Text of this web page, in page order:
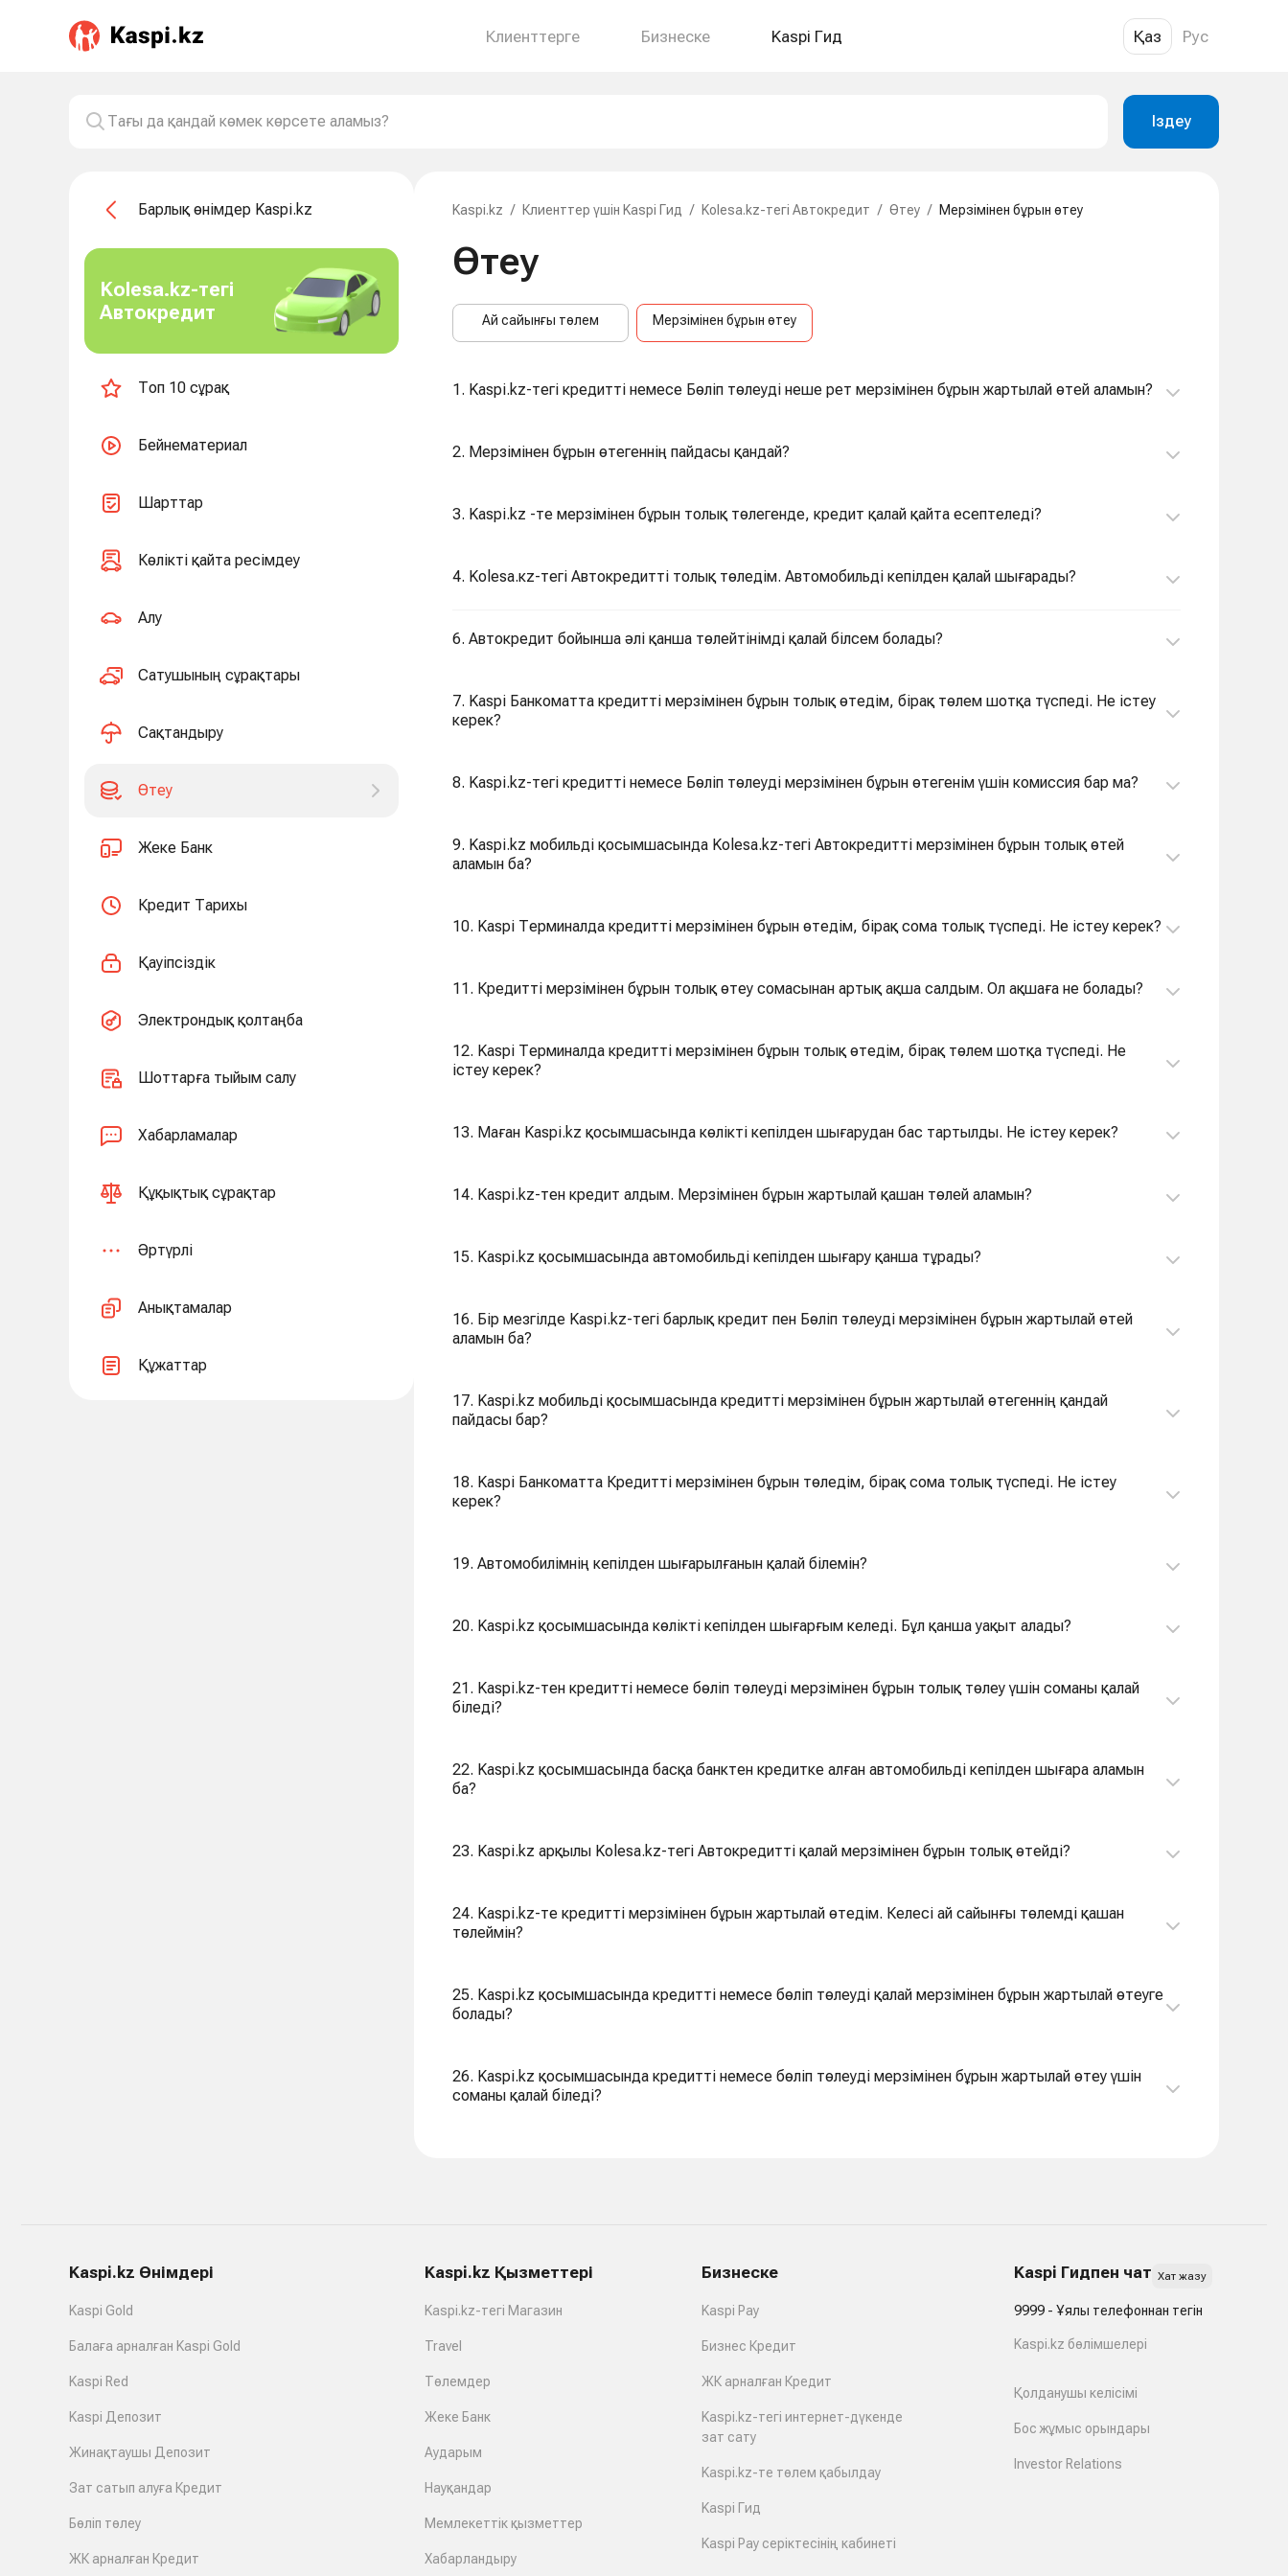
Клиенттерге Бизнеске Kaspi Гид Қаз Рус
Іздеу
Барлық өнімдер Kaspi.kz
Kolesa.kz-тегі
Автокредит
Топ 10 сұрақ
Бейнематериал
Шарттар
Көлікті қайта ресімдеу
Алу
Сатушының сұрақтары
Сақтандыру
Өтеу
Жеке Банк
Кредит Тарихы
Қауіпсіздік
Электрондық қолтаңба
Шоттарға тыйым салу
Хабарламалар
Құқықтық сұрақтар
Әртүрлі
Анықтамалар
Құжаттар
Kaspi.kz / Клиенттер үшін Kaspi Гид / Kolesa.kz-тегі Автокредит / Өтеу / Мерзімінен бұрын өтеу
Өтеу
Ай сайынғы төлем Мерзімінен бұрын өтеу
1. Kaspi.kz-тегі кредитті немесе Бөліп төлеуді неше рет мерзімінен бұрын жартылай өтей аламын?
2. Мерзімінен бұрын өтегеннің пайдасы қандай?
3. Kaspi.kz -те мерзімінен бұрын толық төлегенде, кредит қалай қайта есептеледі?
4. Kolesa.кz-тегі Автокредитті толық төледім. Автомобильді кепілден қалай шығарады?
6. Автокредит бойынша әлі қанша төлейтінімді қалай білсем болады?
7. Kaspi Банкоматта кредитті мерзімінен бұрын толық өтедім, бірақ төлем шотқа түспеді. Не істеу
керек?
8. Kaspi.kz-тегі кредитті немесе Бөліп төлеуді мерзімінен бұрын өтегенім үшін комиссия бар ма?
9. Kaspi.kz мобильді қосымшасында Kolesa.kz-тегі Автокредитті мерзімінен бұрын толық өтей
аламын ба?
10. Kaspi Терминалда кредитті мерзімінен бұрын өтедім, бірақ сома толық түспеді. Не істеу керек?
11. Кредитті мерзімінен бұрын толық өтеу сомасынан артық ақша салдым. Ол ақшаға не болады?
12. Kaspi Терминалда кредитті мерзімінен бұрын толық өтедім, бірақ төлем шотқа түспеді. Не
істеу керек?
13. Маған Kaspi.kz қосымшасында көлікті кепілден шығарудан бас тартылды. Не істеу керек?
14. Kaspi.kz-тен кредит алдым. Мерзімінен бұрын жартылай қашан төлей аламын?
15. Kaspi.kz қосымшасында автомобильді кепілден шығару қанша тұрады?
16. Бір мезгілде Kaspi.kz-тегі барлық кредит пен Бөліп төлеуді мерзімінен бұрын жартылай өтей
аламын ба?
17. Kaspi.kz мобильді қосымшасында кредитті мерзімінен бұрын жартылай өтегеннің қандай
пайдасы бар?
18. Kaspi Банкоматта Кредитті мерзімінен бұрын төледім, бірақ сома толық түспеді. Не істеу
керек?
19. Автомобилімнің кепілден шығарылғанын қалай білемін?
20. Kaspi.kz қосымшасында көлікті кепілден шығарғым келеді. Бұл қанша уақыт алады?
21. Kaspi.kz-тен кредитті немесе бөліп төлеуді мерзімінен бұрын толық төлеу үшін соманы қалай
біледі?
22. Kaspi.kz қосымшасында басқа банктен кредитке алған автомобильді кепілден шығара аламын
ба?
23. Kaspi.kz арқылы Kolesa.kz-тегі Автокредитті қалай мерзімінен бұрын толық өтейді?
24. Kaspi.kz-те кредитті мерзімінен бұрын жартылай өтедім. Келесі ай сайынғы төлемді қашан
төлеймін?
25. Kaspi.kz қосымшасында кредитті немесе бөліп төлеуді қалай мерзімінен бұрын жартылай өтеуге
болады?
26. Kaspi.kz қосымшасында кредитті немесе бөліп төлеуді мерзімінен бұрын жартылай өтеу үшін
соманы қалай біледі?
Kaspi.kz Өнімдері
Kaspi Gold
Балаға арналған Kaspi Gold
Kaspi Red
Kaspi Депозит
Жинақтаушы Депозит
Зат сатып алуға Кредит
Бөліп төлеу
ЖК арналған Кредит
Kaspi.kz Қызметтері
Kaspi.kz-тегі Магазин
Travel
Төлемдер
Жеке Банк
Аударым
Науқандар
Мемлекеттік қызметтер
Хабарландыру
Бизнеске
Kaspi Pay
Бизнес Кредит
ЖК арналған Кредит
Kaspi.kz-тегі интернет-дүкенде
зат сату
Kaspi.kz-те төлем қабылдау
Kaspi Гид
Kaspi Pay серіктесінің кабинеті
Kaspi Гидпен чат Хат жазу
9999 - Ұялы телефоннан тегін
Kaspi.kz бөлімшелері
Қолданушы келісімі
Бос жұмыс орындары
Investor Relations